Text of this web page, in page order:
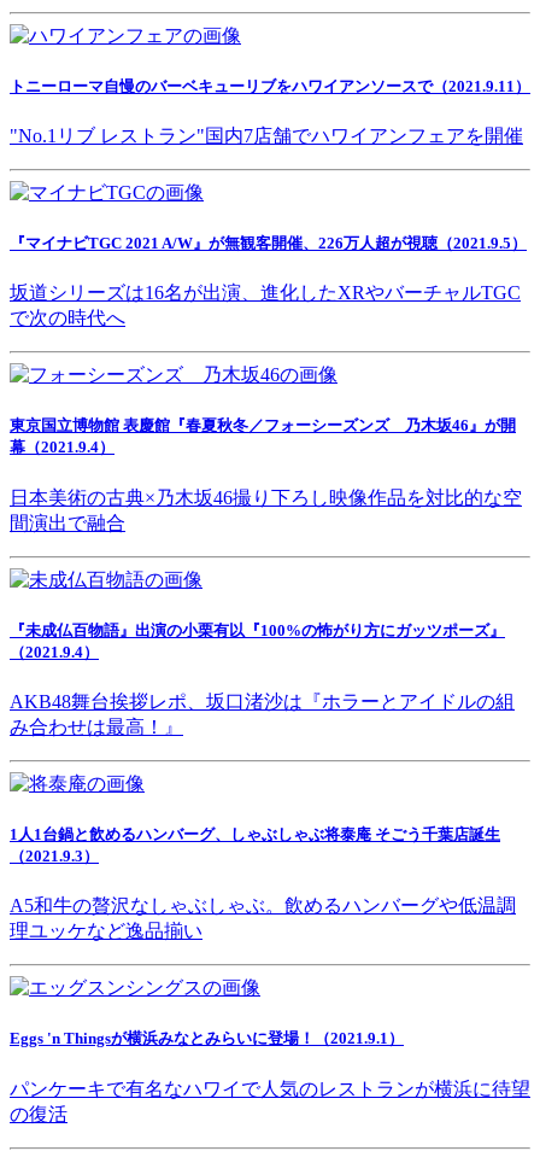
トニーローマ自慢のバーベキューリブをハワイアンソースで（2021.9.11）
"No.1リブ レストラン"国内7店舗でハワイアンフェアを開催
『マイナビTGC 2021 A/W』が無観客開催、226万人超が視聴（2021.9.5）
坂道シリーズは16名が出演、進化したXRやバーチャルTGC
で次の時代へ
東京国立博物館 表慶館『春夏秋冬／フォーシーズンズ 乃木坂46』が開
幕（2021.9.4）
日本美術の古典×乃木坂46撮り下ろし映像作品を対比的な空
間演出で融合
『未成仏百物語』出演の小栗有以『100%の怖がり方にガッツポーズ』
（2021.9.4）
AKB48舞台挨拶レポ、坂口渚沙は『ホラーとアイドルの組
み合わせは最高！』
1人1台鍋と飲めるハンバーグ、しゃぶしゃぶ将泰庵 そごう千葉店誕生
（2021.9.3）
A5和牛の贅沢なしゃぶしゃぶ。飲めるハンバーグや低温調
理ユッケなど逸品揃い
Eggs 'n Thingsが横浜みなとみらいに登場！（2021.9.1）
パンケーキで有名なハワイで人気のレストランが横浜に待望
の復活